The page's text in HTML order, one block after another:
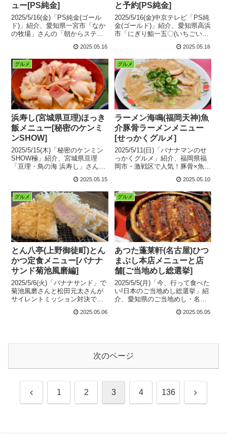
ュー[PS純金]
2025/5/16(金)「PS純金(ゴール
ド)」紹介、愛知県一宮市「なか
の牧場」さんの「朝からステー
強「日曜限定モーニングメニュ
ー」と、場所や営業時間などの
店舗情報をまとめてみました。
2025.05.16
と予約[PS純金]
2025/5/16(金)中京テレビ「PS純
金(ゴールド)」紹介、愛知県高浜
市「にぎり鮨一五〇(いちごいち
ロ・生ウニ・アワビ・大アナゴ
など高級ネタがどれも165円の極
上＆コスパ最強おすすめお寿司
メニューと予約方法について、
場所や営業時間などの店舗情報
をまとめてみました。
2025.05.16
グルメ
浜寿し(宮城県亘理)ほっき
飯メニュー[秘密のケンミ
ンSHOW]
2025/5/15(木)「秘密のケンミン
SHOW極」紹介、宮城県亘理
「亘理・鳥の海 浜寿し」さんの
鮮ほっき貝の絶品丼「ほっき
飯」や「はらこ飯」、平日ラン
チなどのメニューと場所や営業
時間などの店舗情報をまとめて
みました。
2025.05.15
グルメ
ラーメン海鳴(福岡天神)魚
介豚骨ラーメンメニュー
[せっかくグルメ]
2025/5/11(日)「バナナマンのせ
っかくグルメ」紹介、福岡県福
岡市・激戦区で人気！豚骨×魚介
ン海鳴(うなり)天神店」さんの
「魚介とんこつラーメン」や天
神店限定「味噌魚介とんこつラ
ーメン」などのメニューと、
「天神店」さんをはじめ7店舗の
場所や営業時間などの店舗情報
をまとめてみました。
2025.05.10
グルメ
とん八亭(上野御徒町)とん
かつ定食メニュー[バナナ
サンド菊池風磨編]
2025/5/6(火)「バナナサンド」で
菊池風磨さんと松田元太さんが
サイレントミッション対決で行
て勝負したとんかつ店・上野御
どの店舗情報をまとめてみまし
2025.05.06
グルメ
あつた蓬莱軒(名古屋)ひつ
まぶし本店メニューと店
舗[ご当地めし総選挙]
2025/5/5(月)「今、行って食べた
い!日本のご当地めし総選挙」紹
介、愛知県のご当地めし・名古
ん)」さんの「ひつまぶし」など
2025.05.05
次のページ
前 1 2 3 4 136 次